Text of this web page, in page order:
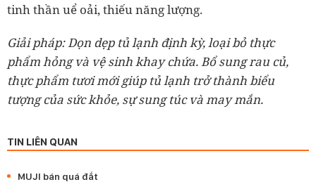
tinh thần uể oải, thiếu năng lượng.
Giải pháp: Dọn dẹp tủ lạnh định kỳ, loại bỏ thực
phẩm hỏng và vệ sinh khay chứa. Bổ sung rau củ,
thực phẩm tươi mới giúp tủ lạnh trở thành biểu
tượng của sức khỏe, sự sung túc và may mắn.
TIN LIÊN QUAN
MUJI bán quá đắt